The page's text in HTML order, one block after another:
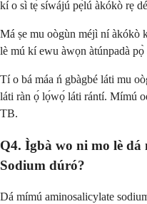
kí o sì tẹ̀ síwájú pẹ̀lú àkókò rẹ
Má ṣe mu oògùn méjì ní àkókò
lè mú kí ewu àwọn àtúnpadà
Tí o bá máa ń gbàgbé láti mu
láti ràn ọ́ lọ́wọ́ láti rántí. Mímú
TB.
Q4. Ìgbà wo ni mo lè
Sodium dúró?
Dá mímú aminosalicylate